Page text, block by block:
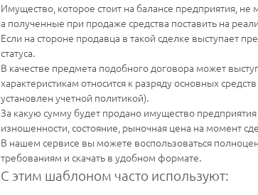
Имущество, которое стоит на балансе предприятия,
а полученные при продаже средства поставить на
Если на стороне продавца в такой сделке выступает
статуса.
В качестве предмета подобного договора может
характеристикам относится к разряду основных
установлен учетной политикой).
За какую сумму будет продано имущество
изношенности, состояние, рыночная цена на момент
В нашем сервисе вы можете воспользоваться
требованиям и скачать в удобном формате.
С этим шаблоном часто используют: